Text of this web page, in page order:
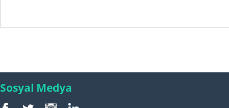
Sosyal Medya